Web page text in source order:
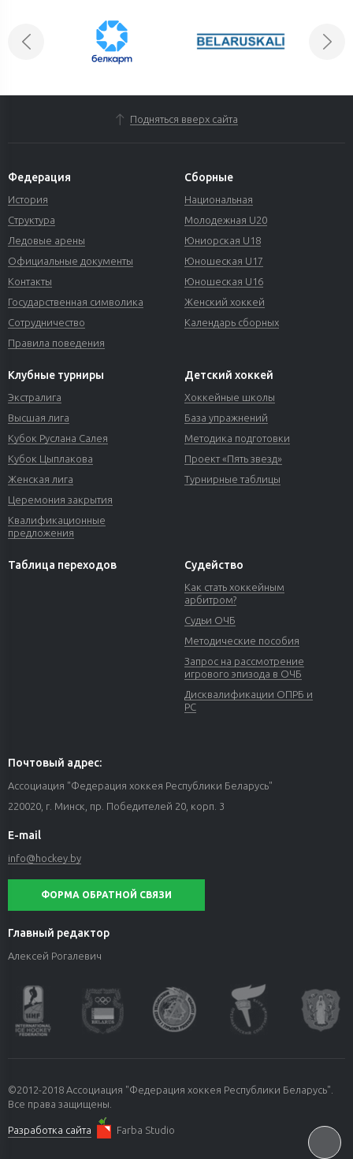
Подняться вверх сайта
Федерация
История
Структура
Ледовые арены
Официальные документы
Контакты
Государственная символика
Сотрудничество
Правила поведения
Сборные
Национальная
Молодежная U20
Юниорская U18
Юношеская U17
Юношеская U16
Женский хоккей
Календарь сборных
Клубные турниры
Экстралига
Высшая лига
Кубок Руслана Салея
Кубок Цыплакова
Женская лига
Церемония закрытия
Квалификационные
предложения
Детский хоккей
Хоккейные школы
База упражнений
Методика подготовки
Проект «Пять звезд»
Турнирные таблицы
Таблица переходов Судейство
Как стать хоккейным
арбитром?
Судьи ОЧБ
Методические пособия
Запрос на рассмотрение
игрового эпизода в ОЧБ
Дисквалификации ОПРБ и
РС
Почтовый адрес:
Ассоциация "Федерация хоккея Республики Беларусь"
220020, г. Минск, пр. Победителей 20, корп. 3
E-mail
info@hockey.by
ФОРМА ОБРАТНОЙ СВЯЗИ
Главный редактор
Алексей Рогалевич
©2012-2018 Ассоциация "Федерация хоккея Республики Беларусь".
Все права защищены.
Разработка сайта Farba Studio